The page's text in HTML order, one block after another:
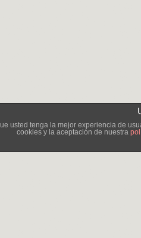
usted tenga la mejor experiencia de
cookies y la aceptación de nuestra